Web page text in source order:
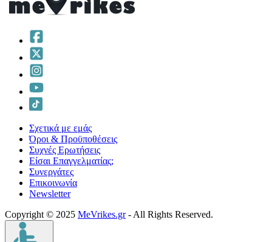
Σχετικά με εμάς
Όροι & Προϋποθέσεις
Συχνές Ερωτήσεις
Είσαι Επαγγελματίας;
Συνεργάτες
Επικοινωνία
Νewsletter
Copyright © 2025 MeVrikes.gr- All Rights Reserved.